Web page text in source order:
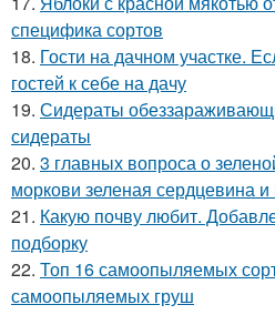
специфика сортов
18. Гости на дачном участке.
гостей к себе на дачу
19. Сидераты
сидераты
20. 3 главных вопроса о
моркови зеленая сердцевина
21. Какую почву любит.
подборку
22. Топ 16 самоопыляемых
самоопыляемых груш